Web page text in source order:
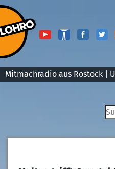
Mitmachradio aus Rostock |